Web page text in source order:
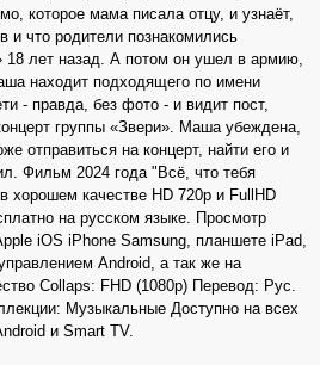
которое мама писала отцу, и узнаёт,
и что родители познакомились
18 лет назад. А потом он ушел в армию,
находит подходящего по имени
- правда, без фото - и видит пост,
группы «Звери». Маша убеждена,
отправиться на концерт, найти его и
Фильм 2024 года "Всё, что тебя
хорошем качестве HD 720p и FullHD
на русском языке. Просмотр
iOS iPhone Samsung, планшете iPad,
Android, а так же на
Collaps: FHD (1080p) Перевод: Рус.
Музыкальные Доступно на всех
и Smart TV.